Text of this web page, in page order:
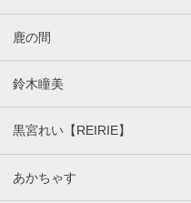
鹿の間
鈴木瞳美
黒宮れい【REIRIE】
あかちゃす